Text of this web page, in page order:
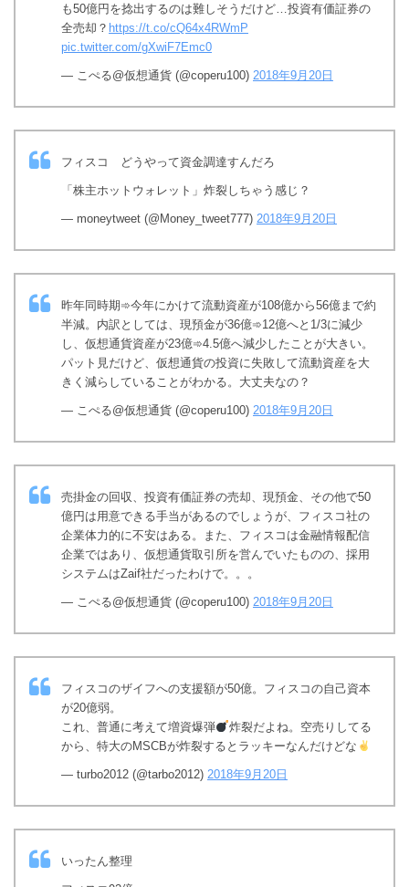
も50億円を捻出するのは難しそうだけど…投資有価証券の
全売却？ https://t.co/cQ64x4RWmP
pic.twitter.com/gXwiF7Emc0
— こぺる@仮想通貨 (@coperu100) 2018年9月20日
フィスコ どうやって資金調達すんだろ
「株主ホットウォレット」炸裂しちゃう感じ？
— moneytweet (@Money_tweet777) 2018年9月20日
昨年同時期➾今年にかけて流動資産が108億から56億まで約
半減。内訳としては、現預金が36億➾12億へと1/3に減少
し、仮想通貨資産が23億➾4.5億へ減少したことが大きい。
パット見だけど、仮想通貨の投資に失敗して流動資産を大
きく減らしていることがわかる。大丈夫なの？
— こぺる@仮想通貨 (@coperu100) 2018年9月20日
売掛金の回収、投資有価証券の売却、現預金、その他で50
億円は用意できる手当があるのでしょうが、フィスコ社の
企業体力的に不安はある。また、フィスコは金融情報配信
企業ではあり、仮想通貨取引所を営んでいたものの、採用
システムはZaif社だったわけで。。。
— こぺる@仮想通貨 (@coperu100) 2018年9月20日
フィスコのザイフへの支援額が50億。フィスコの自己資本
が20億弱。
これ、普通に考えて増資爆弾
炸裂だよね。空売りしてる
から、特大のMSCBが炸裂するとラッキーなんだけどな
— turbo2012 (@tarbo2012) 2018年9月20日
いったん整理